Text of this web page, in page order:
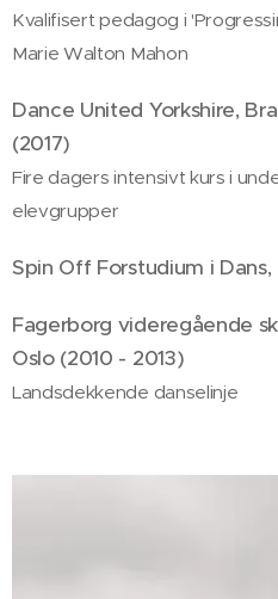
Kvalifisert pedagog i
Marie Walton Mahon
Dance United Yorkshire,
(2017)
Fire dagers intensivt kurs i
elevgrupper
Spin Off Forstudium i Dans,
Fagerborg videregående
Oslo (2010 - 2013)
Landsdekkende danselinje